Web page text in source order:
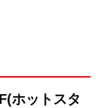
ホットスタ